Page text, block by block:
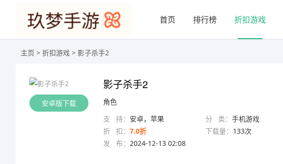
首页 排行榜 折扣游戏
主页 > 折扣游戏 > 影子杀手2
安卓版下载
影子杀手2
角色
支 持： 安卓，苹果 分 类： 手机游戏
折 扣： 7.0折 下载量： 133次
发 布： 2024-12-13 02:08